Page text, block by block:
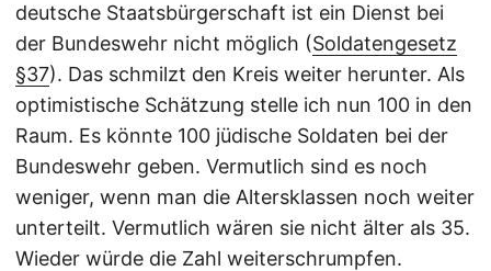
deutsche Staatsbürgerschaft ist ein Dienst bei
der Bundeswehr nicht möglich (Soldatengesetz
§37). Das schmilzt den Kreis weiter herunter. Als
optimistische Schätzung stelle ich nun 100 in den
Raum. Es könnte 100 jüdische Soldaten bei der
Bundeswehr geben. Vermutlich sind es noch
weniger, wenn man die Altersklassen noch weiter
unterteilt. Vermutlich wären sie nicht älter als 35.
Wieder würde die Zahl weiterschrumpfen.